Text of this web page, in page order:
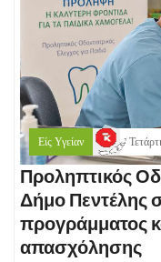
Είς Υγείαν
Προληπτικός
Δήμο Πεντέλης
προγράμματος
απασχόλησης